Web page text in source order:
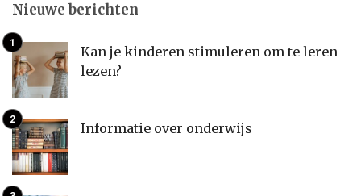
Nieuwe berichten
Kan je kinderen stimuleren om te leren
lezen?
Informatie over onderwijs